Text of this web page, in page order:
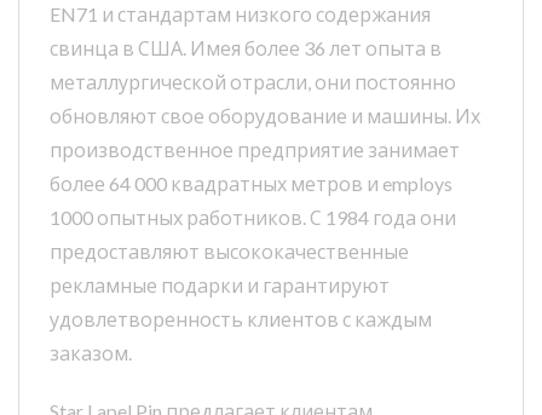
EN71 и стандартам низкого содержания
свинца в США. Имея более 36 лет опыта в
металлургической отрасли, они постоянно
обновляют свое оборудование и машины. Их
производственное предприятие занимает
более 64 000 квадратных метров и employs
1000 опытных работников. С 1984 года они
предоставляют высококачественные
рекламные подарки и гарантируют
удовлетворенность клиентов с каждым
заказом.